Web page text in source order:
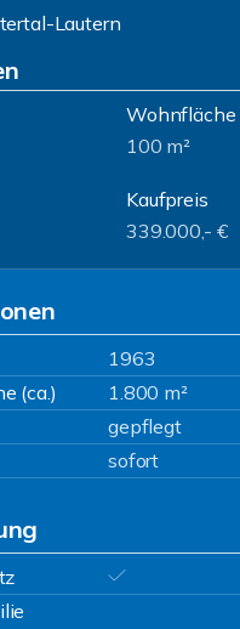
Lautern
Wohnfläche
100 m²
Kaufpreis
339.000,- €
1963
(ca.)
1.800 m²
gepflegt
sofort